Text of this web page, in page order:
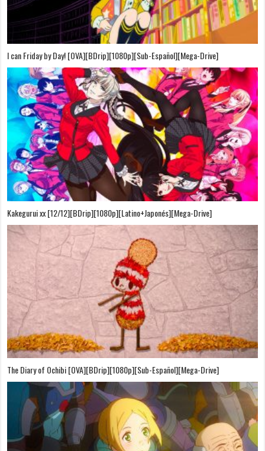
I can Friday by Day! [OVA][BDrip][1080p][Sub-Español][Mega-Drive]
Kakegurui xx [12/12][BDrip][1080p][Latino+Japonés][Mega-Drive]
The Diary of Ochibi [OVA][BDrip][1080p][Sub-Español][Mega-Drive]